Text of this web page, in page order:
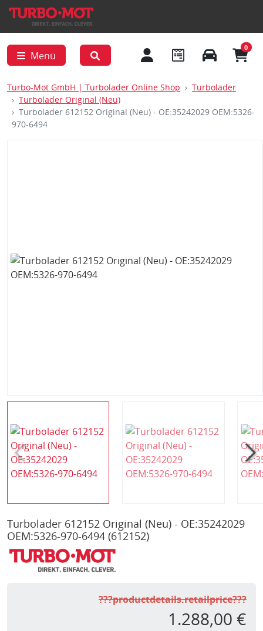
Menü
0
Turbo-Mot GmbH | Turbolader Online Shop
Turbolader
Turbolader Original (Neu)
Turbolader 612152 Original (Neu) - OE:35242029 OEM:5326-
970-6494
Turbolader 612152 Original (Neu) - OE:35242029
OEM:5326-970-6494 (612152)
???productdetails.retailprice???
1.288,00 €